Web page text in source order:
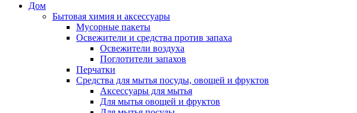
Дом
Бытовая химия и аксессуары
Мусорные пакеты
Освежители и средства против запаха
Освежители воздуха
Поглотители запахов
Перчатки
Средства для мытья посуды, овощей и фруктов
Аксессуары для мытья
Для мытья овощей и фруктов